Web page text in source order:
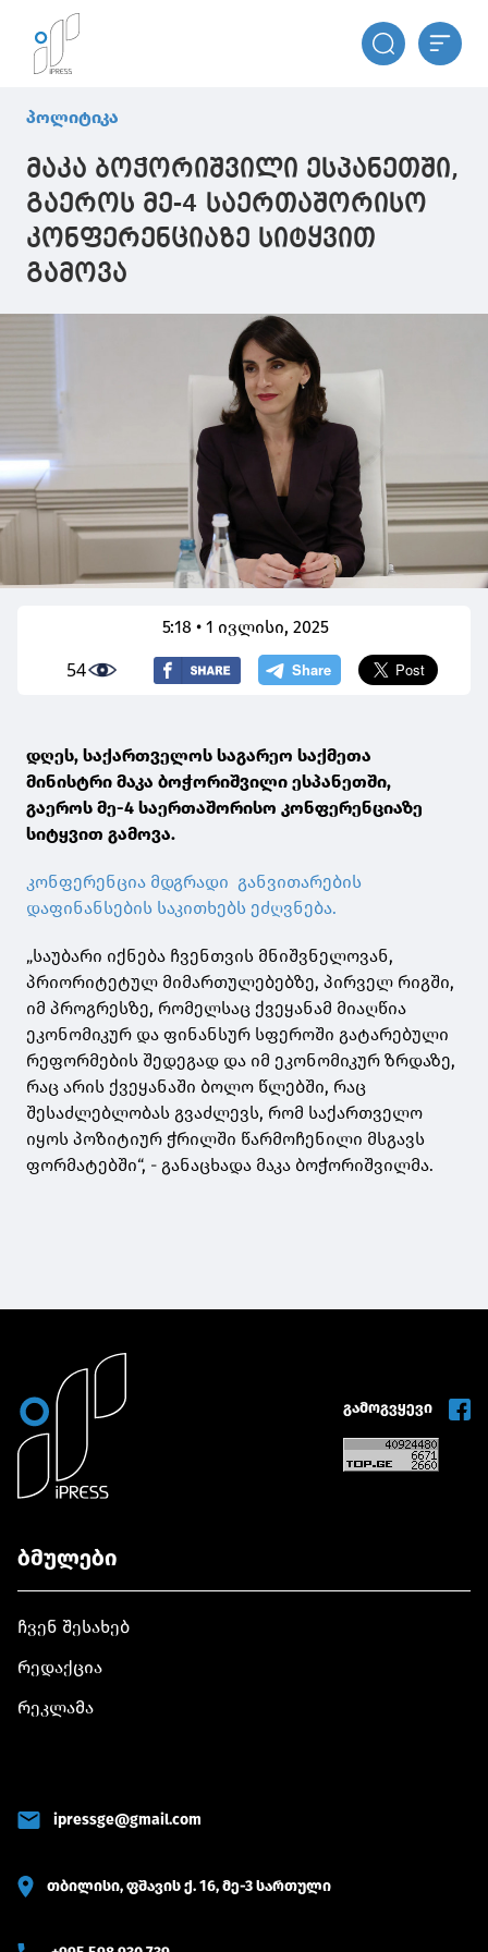
პოლიტიკა
მაკა ბოჭორიშვილი ესპანეთში,
გაეროს მე-4 საერთაშორისო
კონფერენციაზე სიტყვით
გამოვა
5:18 • 1 ივლისი, 2025
54
დღეს, საქართველოს საგარეო საქმეთა
მინისტრი მაკა ბოჭორიშვილი ესპანეთში,
გაეროს მე-4 საერთაშორისო კონფერენციაზე
სიტყვით გამოვა.
კონფერენცია მდგრადი განვითარების
დაფინანსების საკითხებს ეძღვნება.
„საუბარი იქნება ჩვენთვის მნიშვნელოვან,
პრიორიტეტულ მიმართულებებზე, პირველ რიგში,
იმ პროგრესზე, რომელსაც ქვეყანამ მიაღწია
ეკონომიკურ და ფინანსურ სფეროში გატარებული
რეფორმების შედეგად და იმ ეკონომიკურ ზრდაზე,
რაც არის ქვეყანაში ბოლო წლებში, რაც
შესაძლებლობას გვაძლევს, რომ საქართველო
იყოს პოზიტიურ ჭრილში წარმოჩენილი მსგავს
ფორმატებში“, - განაცხადა მაკა ბოჭორიშვილმა.
გამოგვყევი
ბმულები
ჩვენ შესახებ
რედაქცია
რეკლამა
ipressge@gmail.com
თბილისი, ფშავის ქ. 16, მე-3 სართული